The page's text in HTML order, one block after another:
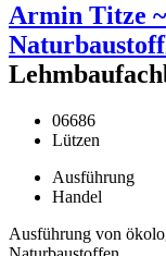
Armin Titze
06686
Lützen
Ausführung
Handel
Ausführung von